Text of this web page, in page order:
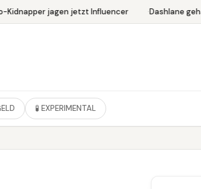
Kidnapper jagen jetzt Influencer Dashlane
🧪 EXPERIMENTAL